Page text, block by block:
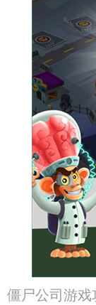
僵尸公司游戏